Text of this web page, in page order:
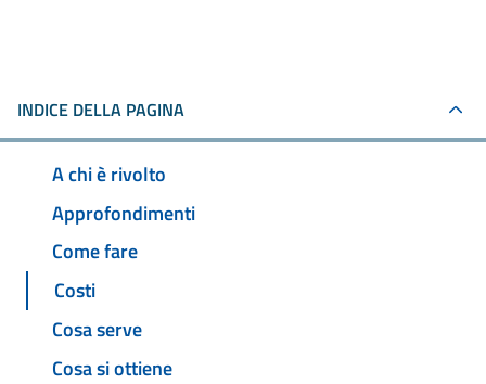
INDICE DELLA PAGINA
A chi è rivolto
Approfondimenti
Come fare
Costi
Cosa serve
Cosa si ottiene